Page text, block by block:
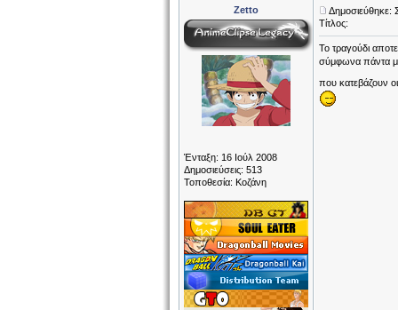
Zetto
Ένταξη: 16 Ιούλ 2008
Δημοσιεύσεις: 513
Τοποθεσία: Κοζάνη
Δημοσιεύθηκε:
Τίτλος:
Το τραγούδι
σύμφωνα πάντα με
που κατεβάζουν